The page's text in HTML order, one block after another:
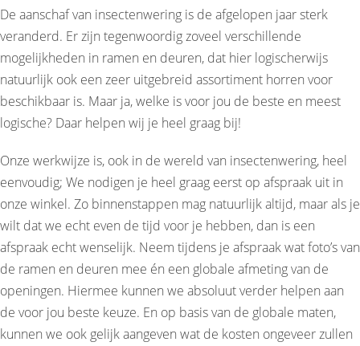
De aanschaf van insectenwering is de afgelopen jaar sterk
veranderd. Er zijn tegenwoordig zoveel verschillende
mogelijkheden in ramen en deuren, dat hier logischerwijs
natuurlijk ook een zeer uitgebreid assortiment horren voor
beschikbaar is. Maar ja, welke is voor jou de beste en meest
logische? Daar helpen wij je heel graag bij!
Onze werkwijze is, ook in de wereld van insectenwering, heel
eenvoudig; We nodigen je heel graag eerst op afspraak uit in
onze winkel. Zo binnenstappen mag natuurlijk altijd, maar als je
wilt dat we echt even de tijd voor je hebben, dan is een
afspraak echt wenselijk. Neem tijdens je afspraak wat foto’s van
de ramen en deuren mee én een globale afmeting van de
openingen. Hiermee kunnen we absoluut verder helpen aan
de voor jou beste keuze. En op basis van de globale maten,
kunnen we ook gelijk aangeven wat de kosten ongeveer zullen